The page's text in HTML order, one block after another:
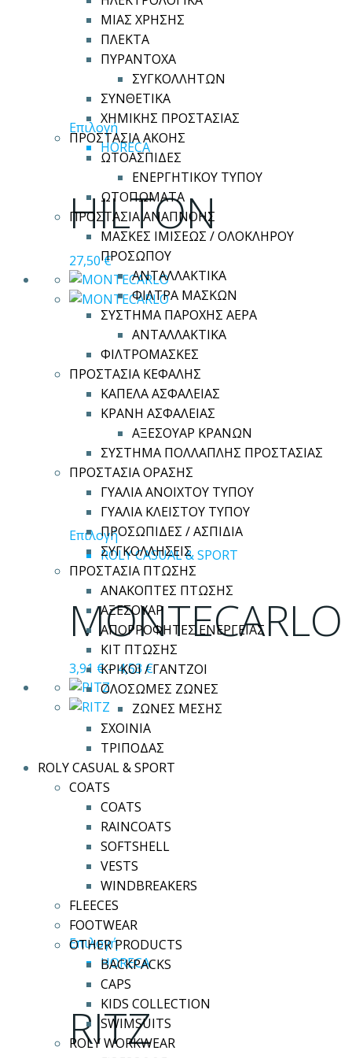
ΜΙΑΣ ΧΡΗΣΗΣ
ΠΛΕΚΤΑ
ΠΥΡΑΝΤΟΧΑ
ΣΥΓΚΟΛΛΗΤΩΝ
ΣΥΝΘΕΤΙΚΑ
ΧΗΜΙΚΗΣ ΠΡΟΣΤΑΣΙΑΣ
ΠΡΟΣΤΑΣΙΑ ΑΚΟΗΣ
ΩΤΟΑΣΠΙΔΕΣ
ΕΝΕΡΓΗΤΙΚΟΥ ΤΥΠΟΥ
ΩΤΟΠΩΜΑΤΑ
ΠΡΟΣΤΑΣΙΑ ΑΝΑΠΝΟΗΣ
ΜΑΣΚΕΣ ΙΜΙΣΕΩΣ / ΟΛΟΚΛΗΡΟΥ
ΠΡΟΣΩΠΟΥ
ΑΝΤΑΛΛΑΚΤΙΚΑ
ΦΙΛΤΡΑ ΜΑΣΚΩΝ
ΣΥΣΤΗΜΑ ΠΑΡΟΧΗΣ ΑΕΡΑ
ΑΝΤΑΛΛΑΚΤΙΚΑ
ΦΙΛΤΡΟΜΑΣΚΕΣ
ΠΡΟΣΤΑΣΙΑ ΚΕΦΑΛΗΣ
ΚΑΠΕΛΑ ΑΣΦΑΛΕΙΑΣ
ΚΡΑΝΗ ΑΣΦΑΛΕΙΑΣ
ΑΞΕΣΟΥΑΡ ΚΡΑΝΩΝ
ΣΥΣΤΗΜΑ ΠΟΛΛΑΠΛΗΣ ΠΡΟΣΤΑΣΙΑΣ
ΠΡΟΣΤΑΣΙΑ ΟΡΑΣΗΣ
ΓΥΑΛΙΑ ΑΝΟΙΧΤΟΥ ΤΥΠΟΥ
ΓΥΑΛΙΑ ΚΛΕΙΣΤΟΥ ΤΥΠΟΥ
ΠΡΟΣΩΠΙΔΕΣ / ΑΣΠΙΔΙΑ
ΣΥΓΚΟΛΛΗΣΕΙΣ
ΠΡΟΣΤΑΣΙΑ ΠΤΩΣΗΣ
ΑΝΑΚΟΠΤΕΣ ΠΤΩΣΗΣ
ΑΞΕΣΟΥΑΡ
ΑΠΟΡΡΟΦΗΤΕΣ ΕΝΕΡΓΕΙΑΣ
ΚΙΤ ΠΤΩΣΗΣ
ΚΡΙΚΟΙ / ΓΑΝΤΖΟΙ
ΟΛΟΣΩΜΕΣ ΖΩΝΕΣ
ΖΩΝΕΣ ΜΕΣΗΣ
ΣΧΟΙΝΙΑ
ΤΡΙΠΟΔΑΣ
ROLY CASUAL & SPORT
COATS
COATS
RAINCOATS
SOFTSHELL
VESTS
WINDBREAKERS
FLEECES
FOOTWEAR
OTHER PRODUCTS
BACKPACKS
CAPS
KIDS COLLECTION
SWIMSUITS
ROLY WORKWEAR
ΕπιλογήΑυτό
το
προϊόν
έχει
πολλαπλές
παραλλαγές.
Οι
επιλογές
μπορούν
να
επιλεγούν
στη
σελίδα
του
προϊόντος
HORECA
HILTON
27,50€
ΕπιλογήΑυτό
το
προϊόν
έχει
πολλαπλές
παραλλαγές.
Οι
επιλογές
μπορούν
να
επιλεγούν
στη
σελίδα
προϊόντος
ROLY CASUAL & SPORT
MONTECARLO
3,91 €–4,53€
ΕπιλογήΑυτό
το
προϊόν
έχει
πολλαπλές
παραλλαγές.
HORECA
RITZ